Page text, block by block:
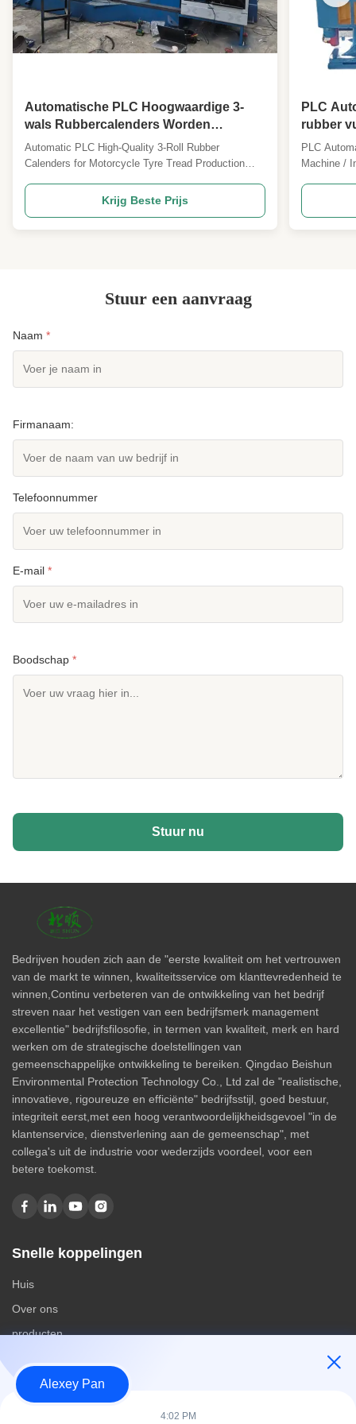
Automatische PLC Hoogwaardige 3-
wals Rubbercalenders Worden
Gebruikt in Motorband Loopvlak
Productielijnen.
Automatic PLC High-Quality 3-Roll Rubber
Calenders for Motorcycle Tyre Tread Production
engineered for motorcycle tyre tread production
lines, offering reliable performance and exceptional
Krijg Beste Prijs
PLC
rubber
rubber
PLC
Machine /
insulation
Stuur een aanvraag
Naam *
Firmanaam:
Telefoonnummer
E-mail *
Boodschap *
Stuur nu
Bedrijven houden zich aan de "eerste kwaliteit om het vertrouwen
van de markt te winnen, kwaliteitsservice om klanttevredenheid te
winnen,Continu verbeteren van de ontwikkeling van het bedrijf
streven naar het vestigen van een bedrijfsmerk management
excellentie" bedrijfsfilosofie, in termen van kwaliteit, merk en hard
werken om de strategische doelstellingen van
gemeenschappelijke ontwikkeling te bereiken. Qingdao Beishun
Environmental Protection Technology Co., Ltd zal de "realistische,
innovatieve, rigoureuze en efficiënte" bedrijfsstijl, goed bestuur,
integriteit eerst,met een hoog verantwoordelijkheidsgevoel "in de
klantenservice, dienstverlening aan de gemeenschap", met
collega's uit de industrie voor wederzijds voordeel, voor een
betere toekomst.
Snelle koppelingen
Huis
Over ons
producten
Categorieën
Alexey Pan
4:02 PM